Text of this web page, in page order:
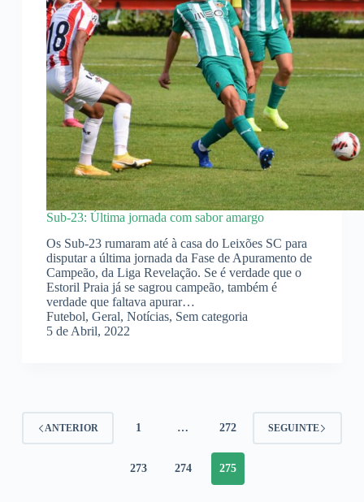
Sub-23: Última jornada com sabor amargo
Os Sub-23 rumaram até à casa do Leixões SC para
disputar a última jornada da Fase de Apuramento de
Campeão, da Liga Revelação. Se é verdade que o
Estoril Praia já se sagrou campeão, também é
verdade que faltava apurar…
Futebol, Geral, Notícias, Sem categoria
5 de Abril, 2022
ANTERIOR 1 … 272
273 274 275
SEGUINTE